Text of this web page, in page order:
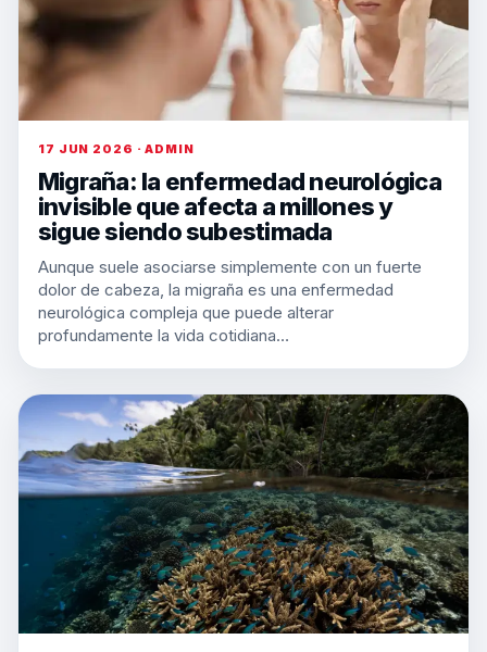
17 JUN 2026 · ADMIN
Migraña: la enfermedad neurológica
invisible que afecta a millones y
sigue siendo subestimada
Aunque suele asociarse simplemente con un fuerte
dolor de cabeza, la migraña es una enfermedad
neurológica compleja que puede alterar
profundamente la vida cotidiana…